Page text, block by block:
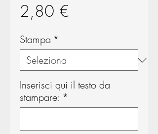
2,80 €
Stampa *
Inserisci qui il testo da
stampare: *